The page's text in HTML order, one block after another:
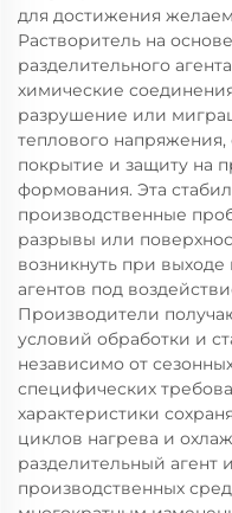
для достижения
Растворитель на
разделительного
химические
разрушение или
теплового напряжения,
покрытие и защиту на
формования. Эта
производственные
разрывы или
возникнуть при выходе
агентов под
Производители
условий обработки и
независимо от
специфических
характеристики
циклов нагрева и
разделительный
производственных